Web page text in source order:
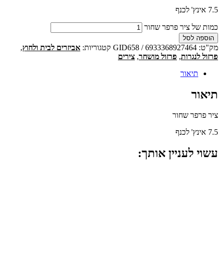
7.5 אינץ' לכנף
כמות של ציר פרפר שחור
הוספה לסל
מק"ט: GID658 / 6933368927464 קטגוריות: אביזרים לבית ולחוץ,
פרזול לנגרות, פרזול מושחר, צירים
תיאור
תיאור
ציר פרפר שחור
7.5 אינץ' לכנף
עשוי לעניין אותך: